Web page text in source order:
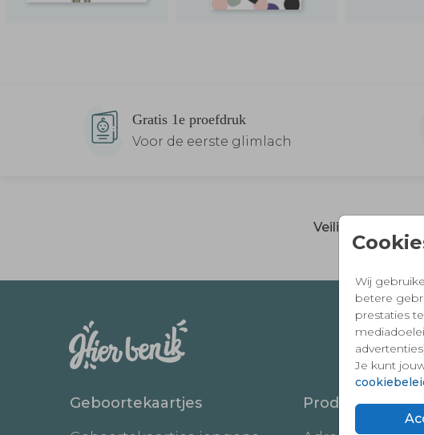
Wij
betere
prestaties
Je kunt
Gratis 1e proefdruk
Voor de eerste glimlach
Veilig en
Geboortekaartjes
Producten